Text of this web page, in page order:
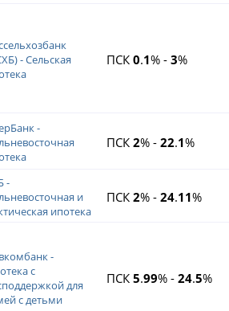
- Сельская
ПСК 0.1% - 3%
-
ПСК 2% - 22.1%
-
и
ипотека
ПСК 2% - 24.11%
-
с
для
с детьми
ПСК 5.99% - 24.5%